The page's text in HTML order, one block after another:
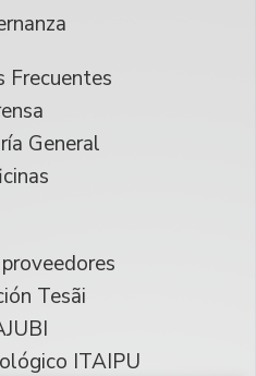
Frecuentes
General
Tesãi
ITAIPU